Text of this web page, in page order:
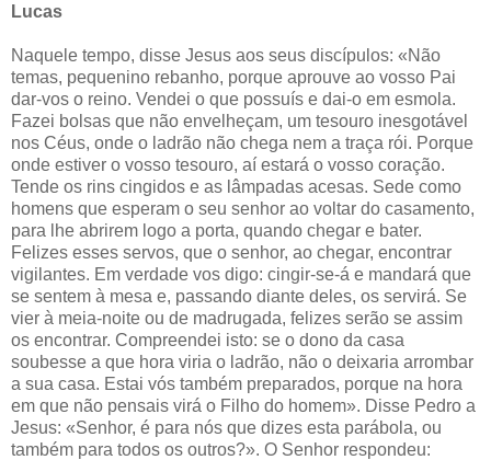
Lucas
Naquele tempo, disse Jesus aos seus discípulos: «Não
temas, pequenino rebanho, porque aprouve ao vosso Pai
dar-vos o reino. Vendei o que possuís e dai-o em esmola.
Fazei bolsas que não envelheçam, um tesouro inesgotável
nos Céus, onde o ladrão não chega nem a traça rói. Porque
onde estiver o vosso tesouro, aí estará o vosso coração.
Tende os rins cingidos e as lâmpadas acesas. Sede como
homens que esperam o seu senhor ao voltar do casamento,
para lhe abrirem logo a porta, quando chegar e bater.
Felizes esses servos, que o senhor, ao chegar, encontrar
vigilantes. Em verdade vos digo: cingir-se-á e mandará que
se sentem à mesa e, passando diante deles, os servirá. Se
vier à meia-noite ou de madrugada, felizes serão se assim
os encontrar. Compreendei isto: se o dono da casa
soubesse a que hora viria o ladrão, não o deixaria arrombar
a sua casa. Estai vós também preparados, porque na hora
em que não pensais virá o Filho do homem». Disse Pedro a
Jesus: «Senhor, é para nós que dizes esta parábola, ou
também para todos os outros?». O Senhor respondeu: